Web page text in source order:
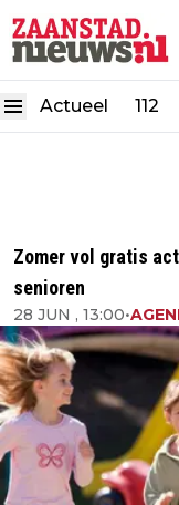
Actueel 112
Zomer vol gratis
senioren
28 JUN , 13:00•